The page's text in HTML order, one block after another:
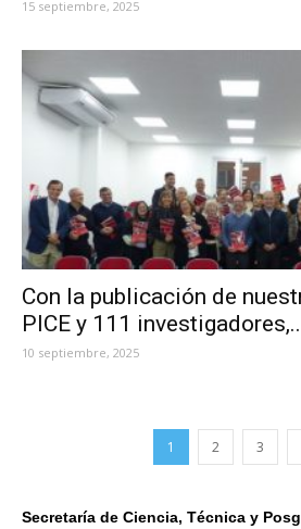
15 septiembre, 2025
Con la publicación de
PICE y 111
10 septiembre, 2025
1 2 3
Secretaría de Ciencia, Técnica y